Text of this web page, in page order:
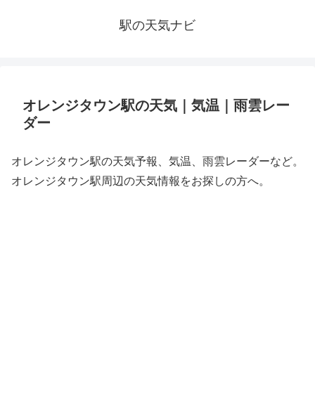
駅の天気ナビ
オレンジタウン駅の天気｜気温｜雨雲レー
ダー
オレンジタウン駅の天気予報、気温、雨雲レーダーなど。
オレンジタウン駅周辺の天気情報をお探しの方へ。